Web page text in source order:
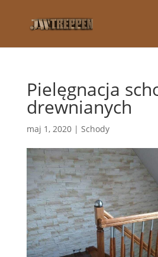
Pielęgnacja
drewnianych
maj 1, 2020| Schody